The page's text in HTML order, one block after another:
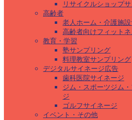
リサイクルショップ
高齢者
老人ホーム・介護施
高齢者向けフィット
教育・学習
塾サンプリング
料理教室サンプリング
デジタルサイネージ広告
歯科医院サイネージ
ジム・スポーツジム
ジ
ゴルフサイネージ
イベント・その他